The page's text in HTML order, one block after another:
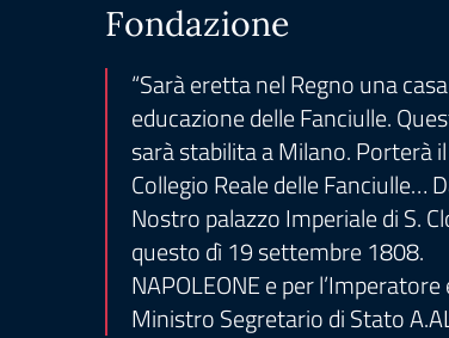
Fondazione
“Sarà eretta nel Regno una
educazione delle Fanciulle.
sarà stabilita a Milano. Porterà
Collegio Reale delle Fanciulle…
Nostro palazzo Imperiale di S.
questo dì 19 settembre 1808.
NAPOLEONE e per l’Imperatore
Ministro Segretario di Stato